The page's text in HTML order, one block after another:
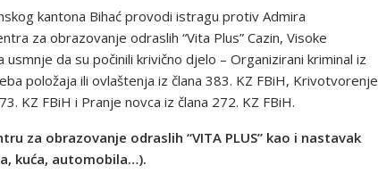
kantona Bihać provodi istragu protiv Admira
za obrazovanje odraslih “Vita Plus” Cazin, Visoke
da su počinili krivično djelo – Organizirani kriminal iz
položaja ili ovlaštenja iz člana 383. KZ FBiH, Krivotvorenje
KZ FBiH i Pranje novca iz člana 272. KZ FBiH.
za obrazovanje odraslih “VITA PLUS” kao i nastavak
kuća, automobila…).